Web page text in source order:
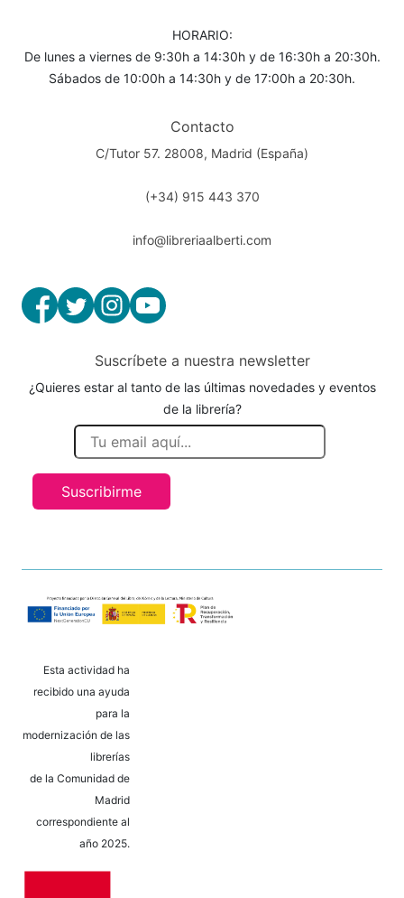
HORARIO:
De lunes a viernes de 9:30h a 14:30h y de 16:30h a 20:30h.
Sábados de 10:00h a 14:30h y de 17:00h a 20:30h.
Contacto
C/Tutor 57. 28008, Madrid (España)
(+34) 915 443 370
info@libreriaalberti.com
Suscríbete a nuestra newsletter
¿Quieres estar al tanto de las últimas novedades y eventos
de la librería?
Suscribirme
Esta actividad ha
recibido una ayuda
para la
modernización de las
librerías
de la Comunidad de
Madrid
correspondiente al
año 2025.